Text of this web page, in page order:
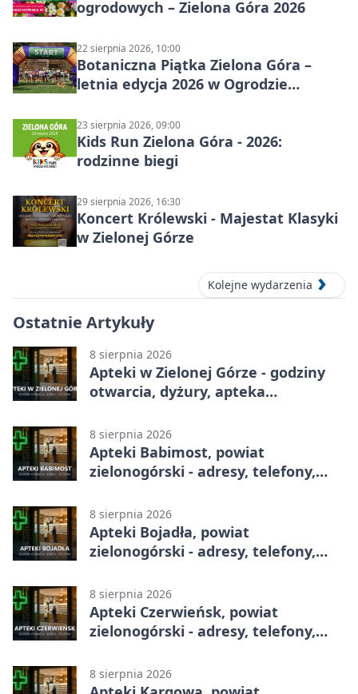
ogrodowych – Zielona Góra 2026
22 sierpnia 2026, 10:00
Botaniczna Piątka Zielona Góra –
letnia edycja 2026 w Ogrodzie
23 sierpnia 2026, 09:00
Kids Run Zielona Góra - 2026:
rodzinne biegi
29 sierpnia 2026, 16:30
Koncert Królewski - Majestat Klasyki
w Zielonej Górze
Kolejne wydarzenia
Ostatnie Artykuły
8 sierpnia 2026
Apteki w Zielonej Górze - godziny
otwarcia, dyżury, apteka
8 sierpnia 2026
Apteki Babimost, powiat
zielonogórski - adresy, telefony,
8 sierpnia 2026
Apteki Bojadła, powiat
zielonogórski - adresy, telefony,
8 sierpnia 2026
Apteki Czerwieńsk, powiat
zielonogórski - adresy, telefony,
8 sierpnia 2026